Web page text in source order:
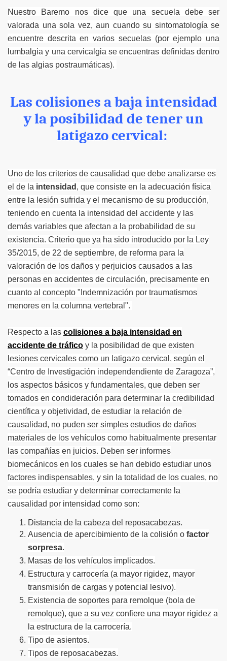
Nuestro Baremo nos dice que una secuela debe ser
valorada una sola vez, aun cuando su sintomatología se
encuentre descrita en varios secuelas (por ejemplo una
lumbalgia y una cervicalgia se encuentras definidas dentro
de las algias postraumáticas).
Las colisiones a baja intensidad
y la posibilidad de tener un
latigazo cervical:
Uno de los criterios de causalidad que debe analizarse es
el de la intensidad, que consiste en la adecuación física
entre la lesión sufrida y el mecanismo de su producción,
teniendo en cuenta la intensidad del accidente y las
demás variables que afectan a la probabilidad de su
existencia. Criterio que ya ha sido introducido por la Ley
35/2015, de 22 de septiembre, de reforma para la
valoración de los daños y perjuicios causados a las
personas en accidentes de circulación, precisamente en
cuanto al concepto "Indemnización por traumatismos
menores en la columna vertebral".
Respecto a las colisiones a baja intensidad en
accidente de tráfico y la posibilidad de que existen
lesiones cervicales como un latigazo cervical, según el
“Centro de Investigación independendiente de Zaragoza”,
los aspectos básicos y fundamentales, que deben ser
tomados en condideración para determinar la credibilidad
científica y objetividad, de estudiar la relación de
causalidad, no puden ser simples estudios de daños
materiales de los vehículos como habitualmente presentar
las compañías en juicios. Deben ser informes
biomecánicos en los cuales se han debido estudiar unos
factores indispensables, y sin la totalidad de los cuales, no
se podría estudiar y determinar correctamente la
causalidad por intensidad como son:
Distancia de la cabeza del reposacabezas.
Ausencia de apercibimiento de la colisión o factor
sorpresa.
Masas de los vehículos implicados.
Estructura y carrocería (a mayor rigidez, mayor
transmisión de cargas y potencial lesivo).
Existencia de soportes para remolque (bola de
remolque), que a su vez confiere una mayor rigidez a
la estructura de la carrocería.
Tipo de asientos.
Tipos de reposacabezas.